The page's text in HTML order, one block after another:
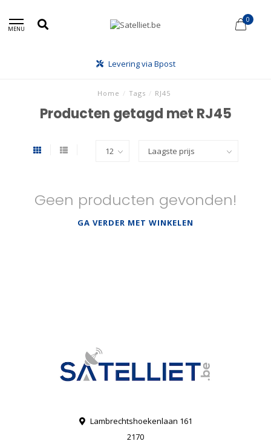
MENU
0
Levering via Bpost
Home / Tags / RJ45
Producten getagd met RJ45
Geen producten gevonden!
GA VERDER MET WINKELEN
Lambrechtshoekenlaan 161
2170